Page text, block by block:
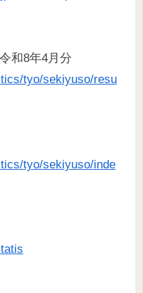
和8年4月分
tyo/sekiyuso/resu
tyo/sekiyuso/inde